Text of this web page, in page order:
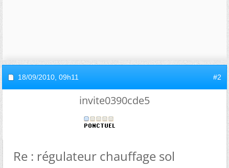
18/09/2010, 09h11 #2
invite0390cde5
Re : régulateur chauffage sol